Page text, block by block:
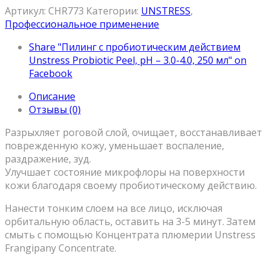
Артикул: CHR773 Категории: UNSTRESS,
Профессиональное применение
Share "Пилинг с пробиотическим действием
Unstress Probiotic Peel, pH – 3.0-4.0, 250 мл" on
Facebook
Описание
Отзывы (0)
Разрыхляет роговой слой, очищает, восстанавливает
поврежденную кожу, уменьшает воспаление,
раздражение, зуд.
Улучшает состояние микрофлоры на поверхности
кожи благодаря своему пробиотическому действию.
Нанести тонким слоем на все лицо, исключая
орбитальную область, оставить на 3-5 минут. Затем
смыть с помощью Концентрата плюмерии Unstress
Frangipany Concentrate.